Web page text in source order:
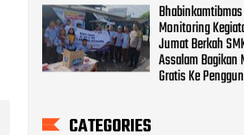
Business
Economy
Election